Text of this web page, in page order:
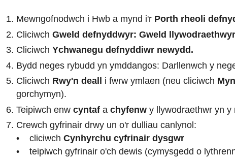
Mewngofnodwch i Hwb a mynd i'r Porth rheoli
CliciwchGweld defnyddwyr: Gweld llywodraethwyr
CliciwchYchwanegu defnyddiwr newydd.
Bydd neges rybudd yn ymddangos: Darllenwch y
Cliciwch Rwy'n deall i fwrw ymlaen (neu cliciwch
gorchymyn).
Teipiwch enw cyntafa chyfenw y llywodraethwr yn y
Crewch gyfrinair drwy un o'r dulliau canlynol:
• cliciwchCynhyrchu cyfrinair dysgwr
• teipiwch gyfrinair o'ch dewis (cymysgedd o